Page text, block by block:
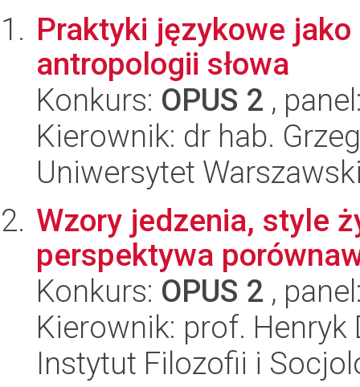
Praktyki językowe
antropologii słowa
Konkurs: OPUS 2 ,
Kierownik: dr hab.
Uniwersytet
Wzory jedzenia, style
perspektywa
Konkurs: OPUS 2 ,
Kierownik: prof. Henryk
Instytut Filozofii i